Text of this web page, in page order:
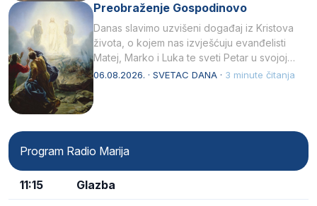
Preobraženje Gospodinovo
Danas slavimo uzvišeni događaj iz Kristova
života, o kojem nas izvješćuju evanđelisti
Matej, Marko i Luka te sveti Petar u svojoj
drugoj…
06.08.2026. · SVETAC DANA · 3 minute čitanja
Program Radio Marija
11:15 Glazba